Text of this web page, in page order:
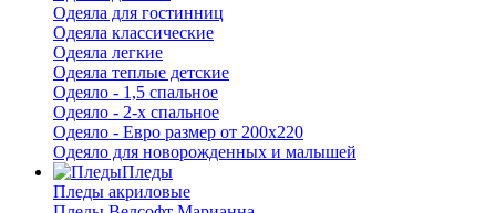
Одеяла для гостинниц
Одеяла классические
Одеяла легкие
Одеяла теплые детские
Одеяло - 1,5 спальное
Одеяло - 2-х спальное
Одеяло - Евро размер от 200х220
Одеяло для новорожденных и малышей
Пледы
Пледы акриловые